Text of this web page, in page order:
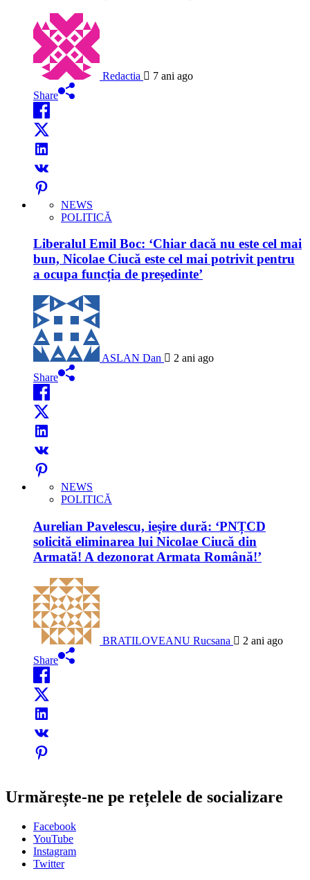
Redactia
7 ani ago
Share
NEWS
POLITICĂ
Liberalul Emil Boc: ‘Chiar dacă nu este cel mai
bun, Nicolae Ciucă este cel mai potrivit pentru
a ocupa funcția de președinte’
ASLAN Dan
2 ani ago
Share
NEWS
POLITICĂ
Aurelian Pavelescu, ieșire dură: ‘PNȚCD
solicită eliminarea lui Nicolae Ciucă din
Armată! A dezonorat Armata Română!’
BRATILOVEANU Rucsana
2 ani ago
Share
Urmărește-ne pe rețelele de socializare
Facebook
YouTube
Instagram
Twitter